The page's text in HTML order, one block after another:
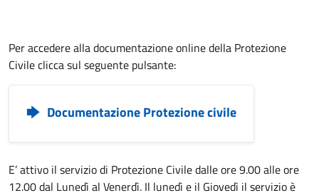
Per accedere alla documentazione online della Protezione
Civile clicca sul seguente pulsante:
Documentazione Protezione civile
E’ attivo il servizio di Protezione Civile dalle ore 9.00 alle ore
12.00 dal Lunedì al Venerdì. Il lunedì e il Giovedì il servizio è